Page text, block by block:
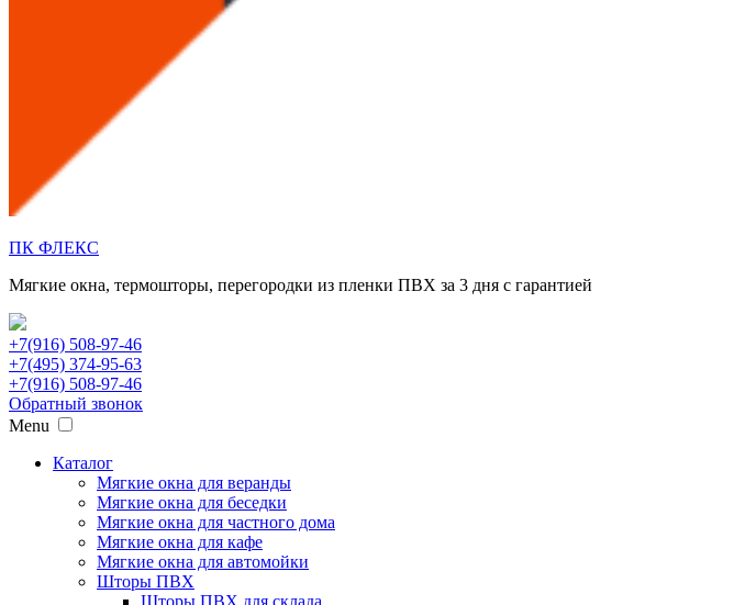
ПК ФЛЕКС
Мягкие окна, термошторы, перегородки из пленки ПВХ за 3 дня с гарантией
+7(916) 508-97-46
+7(495) 374-95-63
+7(916) 508-97-46
Обратный звонок
Menu
Каталог
Мягкие окна для веранды
Мягкие окна для беседки
Мягкие окна для частного дома
Мягкие окна для кафе
Мягкие окна для автомойки
Шторы ПВХ
Шторы ПВХ для склада